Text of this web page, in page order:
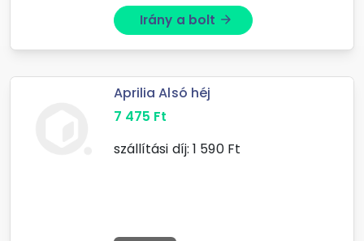
Irány a bolt arrow_forward
Aprilia Alsó héj
7 475 Ft
szállítási díj: 1 590Ft